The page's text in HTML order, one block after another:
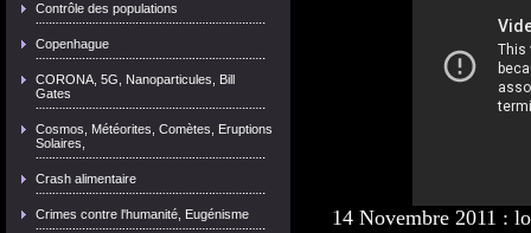
Contrôle des populations
Copenhague
CORONA, 5G, Nanoparticules, Bill
Gates
Cosmos, Météorites, Comètes, Eruptions
Solaires,
Crash alimentaire
Crimes contre l'humanité, Eugénisme
14 Novembre 2011 :